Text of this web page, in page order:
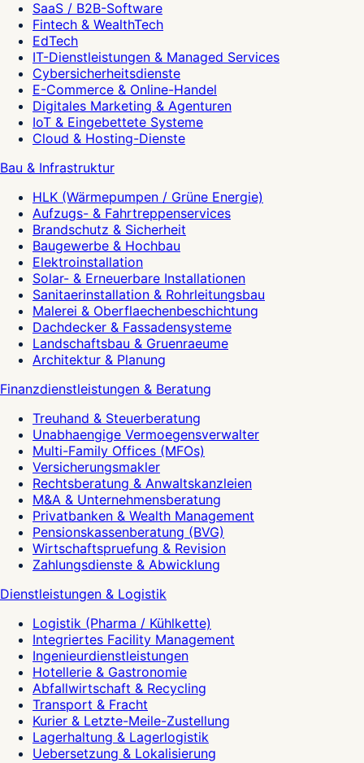
SaaS / B2B-Software
Fintech & WealthTech
EdTech
IT-Dienstleistungen & Managed Services
Cybersicherheitsdienste
E-Commerce & Online-Handel
Digitales Marketing & Agenturen
IoT & Eingebettete Systeme
Cloud & Hosting-Dienste
Bau & Infrastruktur
HLK (Wärmepumpen / Grüne Energie)
Aufzugs- & Fahrtreppenservices
Brandschutz & Sicherheit
Baugewerbe & Hochbau
Elektroinstallation
Solar- & Erneuerbare Installationen
Sanitaerinstallation & Rohrleitungsbau
Malerei & Oberflaechenbeschichtung
Dachdecker & Fassadensysteme
Landschaftsbau & Gruenraeume
Architektur & Planung
Finanzdienstleistungen & Beratung
Treuhand & Steuerberatung
Unabhaengige Vermoegensverwalter
Multi-Family Offices (MFOs)
Versicherungsmakler
Rechtsberatung & Anwaltskanzleien
M&A & Unternehmensberatung
Privatbanken & Wealth Management
Pensionskassenberatung (BVG)
Wirtschaftspruefung & Revision
Zahlungsdienste & Abwicklung
Dienstleistungen & Logistik
Logistik (Pharma / Kühlkette)
Integriertes Facility Management
Ingenieurdienstleistungen
Hotellerie & Gastronomie
Abfallwirtschaft & Recycling
Transport & Fracht
Kurier & Letzte-Meile-Zustellung
Lagerhaltung & Lagerlogistik
Uebersetzung & Lokalisierung